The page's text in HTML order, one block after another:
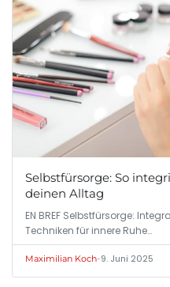
Selbstfürsorge: So
deinen Alltag
EN BREF Selbstfürsorge:
Techniken für innere Ruhe…
Maximilian Koch•9. Juni 2025